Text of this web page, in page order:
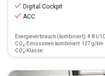
Digital Cockpit
ACC
Energieverbrauch (kombiniert): 4.8 l/
CO₂-Emissionen kombiniert: 127 g/km
CO₂-Klasse: